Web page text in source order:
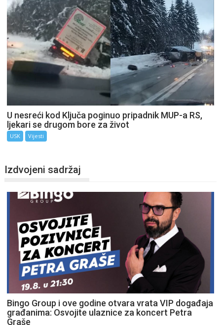
U nesreći kod Ključa poginuo pripadnik MUP-a RS,
ljekari se drugom bore za život
USK Vijesti
Izdvojeni sadržaj
Bingo Group i ove godine otvara vrata VIP događaja
građanima: Osvojite ulaznice za koncert Petra
Graše